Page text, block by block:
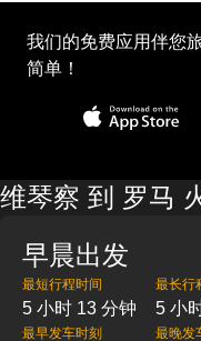
我们的免费应用伴您
简单！
维琴察 到 罗马
早晨出发
最短行程时间
5 小时 13 分钟
最长行
5 小
最早发车时刻 最晚发